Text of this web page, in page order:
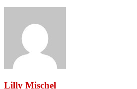
Lilly Mischel